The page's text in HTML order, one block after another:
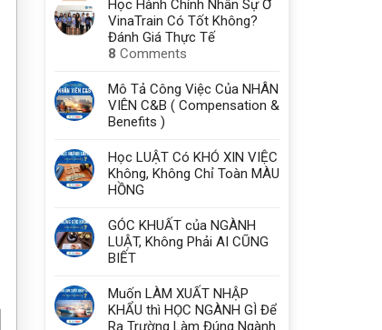
Học Hành Chính Nhân Sự Ở
VinaTrain Có Tốt Không?
Đánh Giá Thực Tế
8 Comments
Mô Tả Công Việc Của NHÂN
VIÊN C&B ( Compensation &
Benefits )
Học LUẬT Có KHÓ XIN VIỆC
Không, Không Chỉ Toàn MÀU
HỒNG
GÓC KHUẤT của NGÀNH
LUẬT, Không Phải AI CŨNG
BIẾT
Muốn LÀM XUẤT NHẬP
KHẨU thì HỌC NGÀNH GÌ Để
Ra Trường Làm Đúng Ngành